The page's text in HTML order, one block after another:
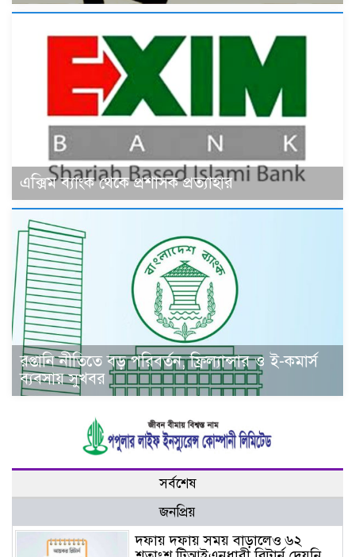
এক্সিম ব্যাংক থেকে প্রশাসক প্রত্যাহার
রপ্তানি নীতিতে বড় পরিবর্তন, ফ্রিল্যান্সার ও ই-কমার্স
ব্যবসায় সুখবর
সর্বশেষ
জনপ্রিয়
দফায় দফায় সময় বাড়ালেও ৬২